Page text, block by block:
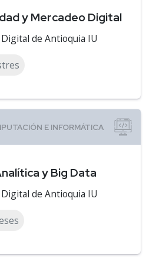
y Mercadeo Digital
de Antioquia IU
y Big Data
de Antioquia IU